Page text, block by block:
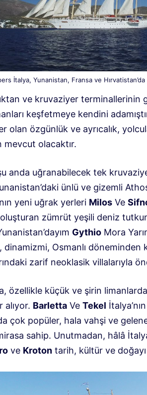
İtalya, Yunanistan, Fransa ve Hırvatistan’da
ve kruvaziyer terminallerinin
keşfetmeye kendini
olan özgünlük ve ayrıcalık,
mevcut olacaktır.
anda uğranabilecek tek
ünlü ve gizemli Athos
yeni uğrak yerleri Milos Ve
zümrüt yeşili deniz
Gythio Mora
dinamizmi, Osmanlı döneminden
zarif neoklasik villalarıyla
özellikle küçük ve şirin
alıyor. Barletta Ve Tekel
çok popüler, hala vahşi ve
sahip. Unutmadan, hâlâ
ve Kroton tarih, kültür ve